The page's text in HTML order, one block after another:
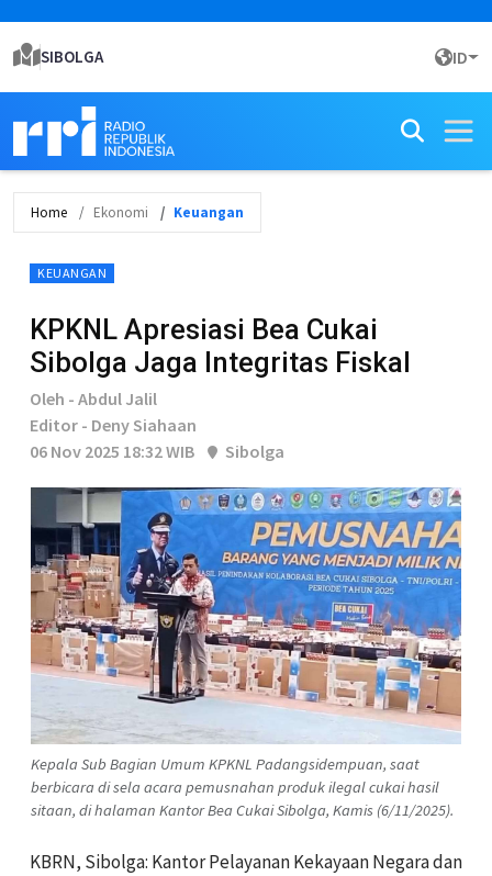
SIBOLGA ID
Home Ekonomi Keuangan
KEUANGAN
KPKNL Apresiasi Bea Cukai
Sibolga Jaga Integritas Fiskal
Oleh - Abdul Jalil
Editor - Deny Siahaan
06 Nov 2025 18:32 WIB
Sibolga
Kepala Sub Bagian Umum KPKNL Padangsidempuan, saat
berbicara di sela acara pemusnahan produk ilegal cukai hasil
sitaan, di halaman Kantor Bea Cukai Sibolga, Kamis (6/11/2025).
KBRN, Sibolga: Kantor Pelayanan Kekayaan Negara dan